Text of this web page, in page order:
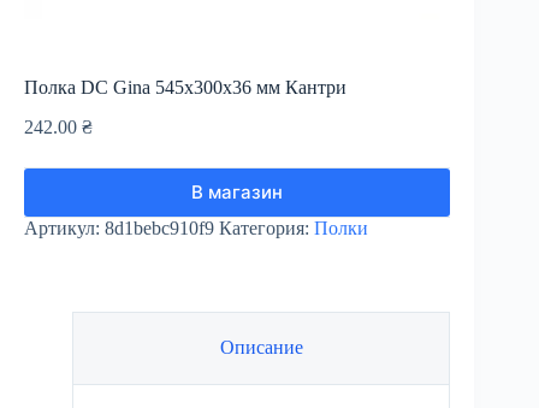
Полка DC Gina 545х300х36 мм Кантри
242.00 ₴
В магазин
Артикул: 8d1bebc910f9 Категория: Полки
Описание